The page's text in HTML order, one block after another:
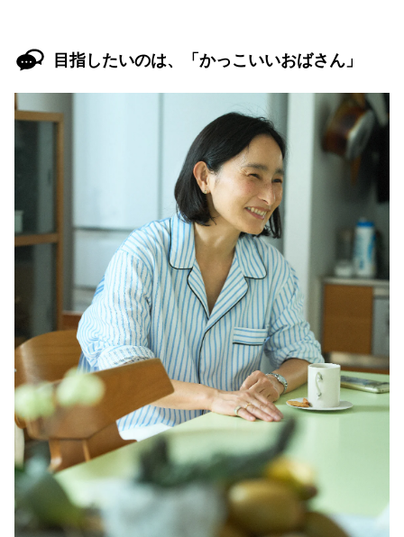
目指したいのは、「かっこいいおばさん」